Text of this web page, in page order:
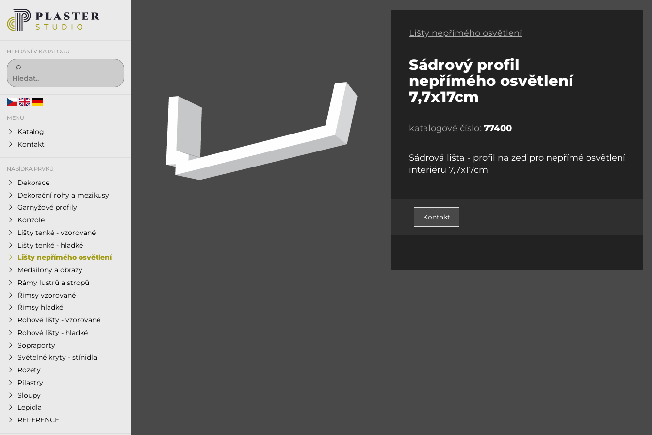
HLEDÁNÍ V KATALOGU
MENU
Katalog
Kontakt
NABÍDKA PRVKŮ
Dekorace
Dekorační rohy a mezikusy
Garnyžové profily
Konzole
Lišty tenké - vzorované
Lišty tenké - hladké
Lišty nepřímého osvětlení
Medailony a obrazy
Rámy lustrů a stropů
Římsy vzorované
Římsy hladké
Rohové lišty - vzorované
Rohové lišty - hladké
Sopraporty
Světelné kryty - stínidla
Rozety
Pilastry
Sloupy
Lepidla
REFERENCE
Lišty nepřímého osvětlení
Sádrový profil
nepřímého osvětlení
7,7x17cm
katalogové číslo: 77400
Sádrová lišta - profil na zeď pro nepřímé osvětlení
interiéru 7,7x17cm
Kontakt